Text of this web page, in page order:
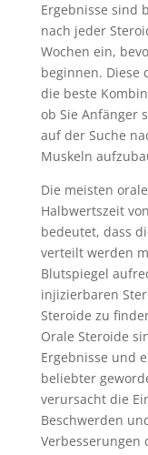
Ergebnisse sind
nach jeder
Wochen ein,
beginnen. Diese
die beste
ob Sie Anfänger
auf der Suche
Muskeln
Die meisten
Halbwertszeit
bedeutet, dass
verteilt werden
Blutspiegel
injizierbaren
Steroide zu
Orale Steroide
Ergebnisse und
beliebter
verursacht die
Beschwerden
Verbesserungen